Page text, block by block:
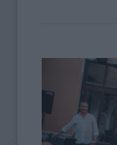
mesemondás
előadói,
kommunikációt
korunkban is
nagyszerű